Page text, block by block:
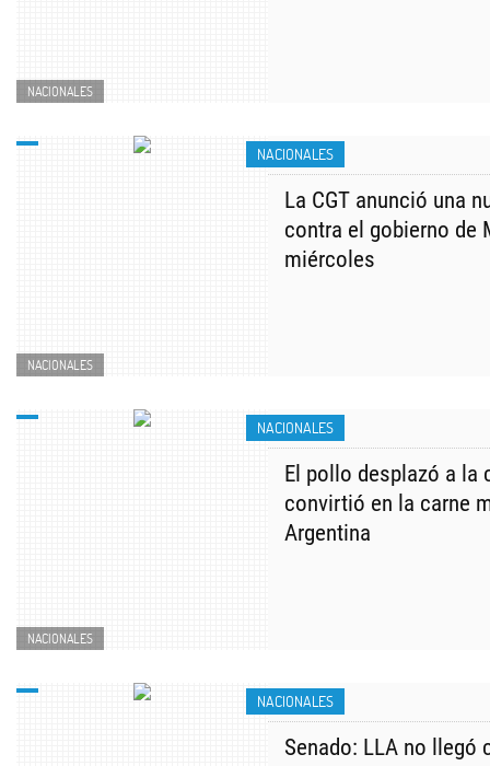
NACIONALES
NACIONALES
NACIONALES
La CGT anunció una
contra el gobierno de
miércoles
NACIONALES
NACIONALES
El pollo desplazó a la
convirtió en la carne
Argentina
NACIONALES
Senado: LLA no llegó